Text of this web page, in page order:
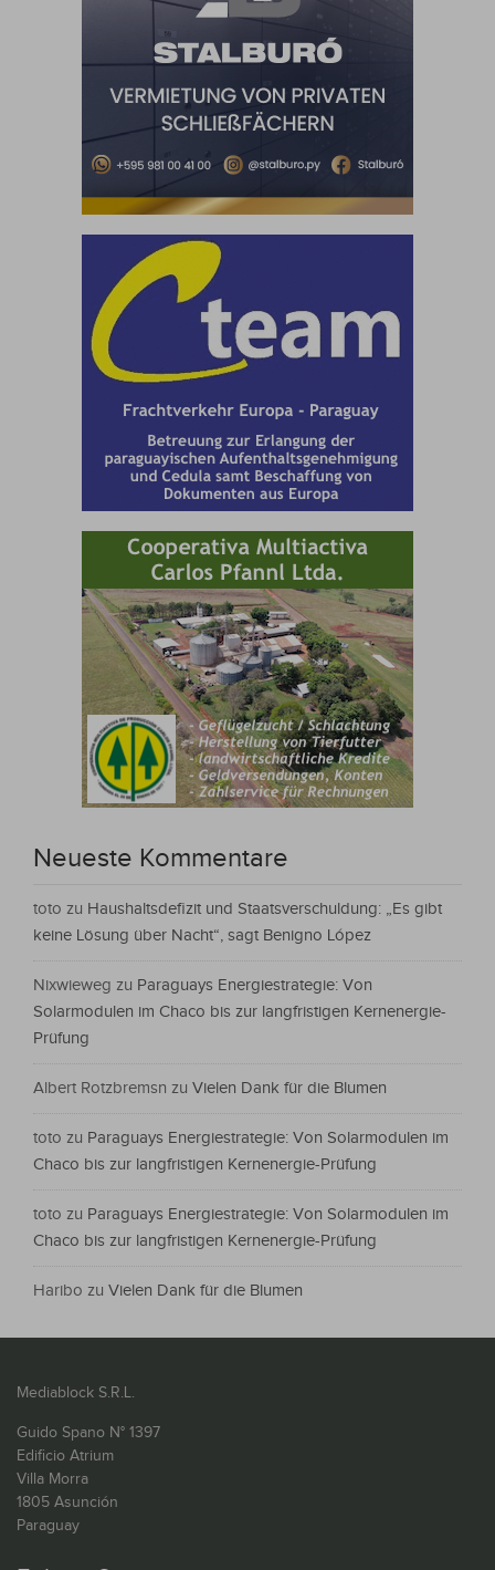
Neueste Kommentare
toto zu Haushaltsdefizit und Staatsverschuldung: „Es gibt
keine Lösung über Nacht“, sagt Benigno López
Nixwieweg zu Paraguays Energiestrategie: Von
Solarmodulen im Chaco bis zur langfristigen Kernenergie-
Prüfung
Albert Rotzbremsn zu Vielen Dank für die Blumen
toto zu Paraguays Energiestrategie: Von Solarmodulen im
Chaco bis zur langfristigen Kernenergie-Prüfung
toto zu Paraguays Energiestrategie: Von Solarmodulen im
Chaco bis zur langfristigen Kernenergie-Prüfung
Haribo zu Vielen Dank für die Blumen
Mediablock S.R.L.
Guido Spano N° 1397
Edificio Atrium
Villa Morra
1805 Asunción
Paraguay